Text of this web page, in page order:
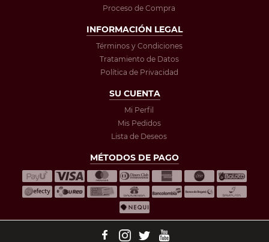
Proceso de Compra
INFORMACIÓN LEGAL
Términos y Condiciones
Tratamiento de Datos
Política de Privacidad
SU CUENTA
Mi Perfil
Mis Pedidos
Lista de Deseos
MÉTODOS DE PAGO